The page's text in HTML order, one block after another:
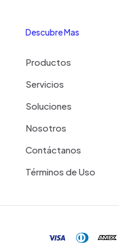
Descubre Mas
Productos
Servicios
Soluciones
Nosotros
Contáctanos
Términos de Uso